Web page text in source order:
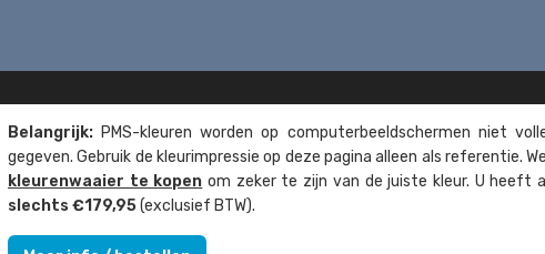
Belangrijk: PMS-kleuren worden op computer­beeld­schermen niet
gegeven. Gebruik de kleur­impressie op deze pagina alleen als referentie.
kleuren­waaier te kopen om zeker te zijn van de juiste kleur. U heeft
slechts €179,95(exclusief BTW).